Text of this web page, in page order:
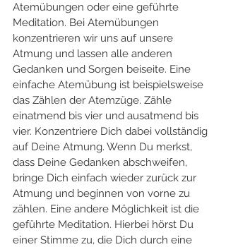
Atemübungen oder eine geführte
Meditation. Bei Atemübungen
konzentrieren wir uns auf unsere
Atmung und lassen alle anderen
Gedanken und Sorgen beiseite. Eine
einfache Atemübung ist beispielsweise
das Zählen der Atemzüge. Zähle
einatmend bis vier und ausatmend bis
vier. Konzentriere Dich dabei vollständig
auf Deine Atmung. Wenn Du merkst,
dass Deine Gedanken abschweifen,
bringe Dich einfach wieder zurück zur
Atmung und beginnen von vorne zu
zählen. Eine andere Möglichkeit ist die
geführte Meditation. Hierbei hörst Du
einer Stimme zu, die Dich durch eine